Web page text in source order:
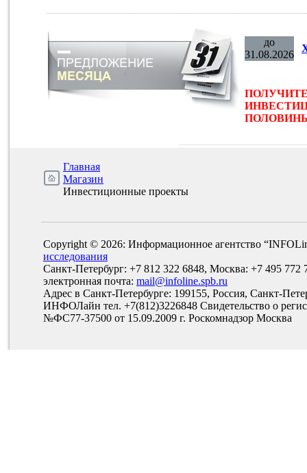
до
31.08.2026
ПОЛОВИНЫ
Главная
Магазин
Инвестиционные проекты
Copyright © 2026: Информационное агентство
исследования
Санкт-Петербург: +7 812 322 6848, Москва: +7 495 772
электронная почта: mail@infoline.spb.ru
Адрес в Санкт-Петербурге: 199155, Россия, Санкт-
ИНФОЛайн тел. +7(812)3226848 Свидетельство о
№ФС77-37500 от 15.09.2009 г. Роскомнадзор Москва